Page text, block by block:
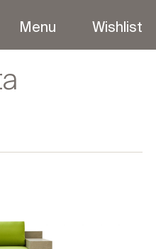
Menu Wishlist
Menu